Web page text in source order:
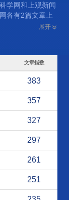
学网和上观新闻
各有2篇文章上
展开
文章指数
383
357
327
297
261
251